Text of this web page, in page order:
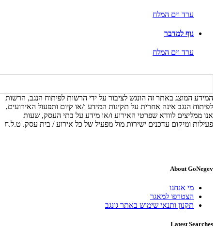
ערד וים המלח
נוף למדבר
ערד וים המלח
המידע המוצג באתר זה הונגש לציבור על ידי הרשות לפיתוח הנגב, הרשות
לפיתוח הנגב אינה אחרית על תקינות המידע ו/או קיום ותפעול האירועים,
אנו ממליצים לוודא שפרטי האירוע ו/או מידע על בתי העסק, שעות
פעילות ומיקום עדכנים ישירות מול מפעיל של כל אירוע / בית עסק. ט.ל.ח
About GoNegev
מי אנחנו
הצטרפו למאגר
תקנון ותנאי שימוש באתר גונגב
Latest Searches